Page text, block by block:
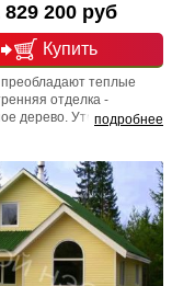
Купить
200 руб
подробнее
преобладают теплые
отделка -
дерево. Утепление